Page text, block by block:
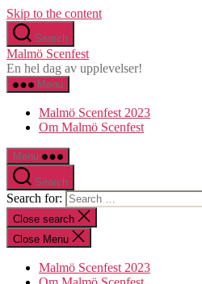
Skip to the content
Search
Malmö Scenfest
En hel dag av upplevelser!
Menu
Malmö Scenfest 2023
Om Malmö Scenfest
Menu
Search
Search for:
Close search
Close Menu
Malmö Scenfest 2023